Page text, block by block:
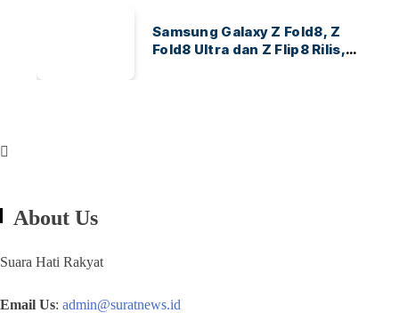
Samsung Galaxy Z Fold8, Z
Fold8 Ultra dan Z Flip8 Rilis,
About Us
Suara Hati Rakyat
Email Us: admin@suratnews.id